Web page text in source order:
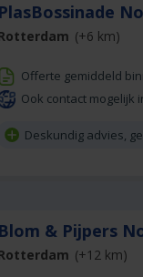
PlasBossinade
(+6 km)
Offerte gemiddeld
Ook contact mogelijk
Deskundig advies,
Blom & Pijpers
(+12 km)